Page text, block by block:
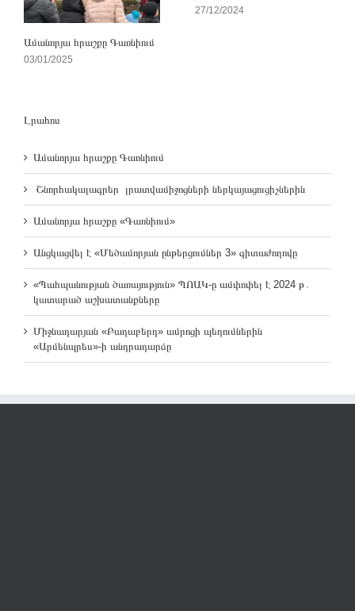
Ամանորյա հրաշքը Գառնիում
03/01/2025
27/12/2024
Լրահոս
Ամանորյա հրաշքը Գառնիում
Շնորհակալագրեր լրատվամիջոցների ներկայացուցիչներին
Ամանորյա հրաշքը «Գառնիում»
Անցկացվել է «Մեծամորյան ընթերցումներ 3» գիտաժողովը
«Պահպանության ծառայություն» ՊՈԱԿ-ը ամփոփել է 2024 թ․
կատարած աշխատանքները
Միջնադարյան «Բաղաբերդ» ամրոցի պեղումներին
«Արմենպրես»-ի անդրադարձը